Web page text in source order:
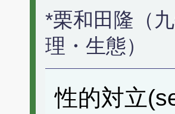
*栗和田隆（
理・生態）
性的対立